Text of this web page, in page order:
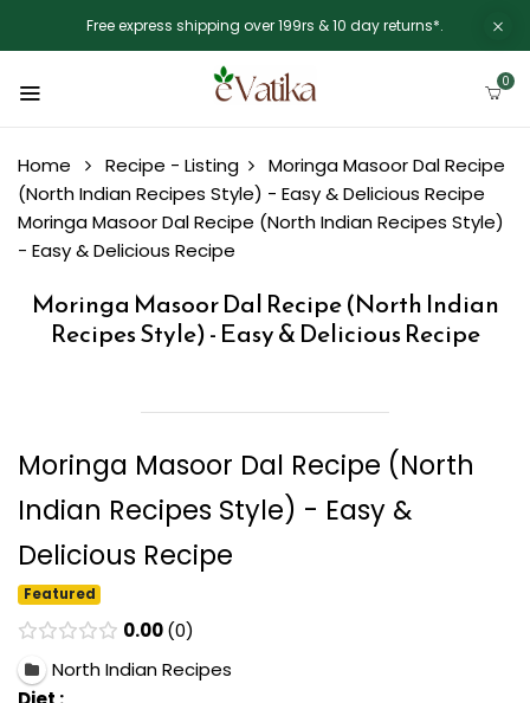
Free express shipping over 199rs & 10 day returns*.
0
Home Recipe - Listing
Moringa Masoor Dal Recipe
(North Indian Recipes Style) - Easy & Delicious Recipe
Moringa Masoor Dal Recipe (North Indian Recipes Style)
- Easy & Delicious Recipe
Moringa Masoor Dal Recipe (North Indian
Recipes Style) - Easy & Delicious Recipe
Moringa Masoor Dal Recipe (North
Indian Recipes Style) - Easy &
Delicious Recipe
Featured
0.00 0
North Indian Recipes